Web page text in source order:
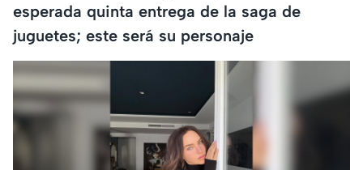
esperada quinta entrega de la saga de
juguetes; este será su personaje